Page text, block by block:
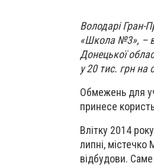
Володарі Гран-
«Школа №3», –
Донецької
у 20 тис. грн на
Обмежень для
принесе
Влітку 2014
липні, містечко
відбудови.